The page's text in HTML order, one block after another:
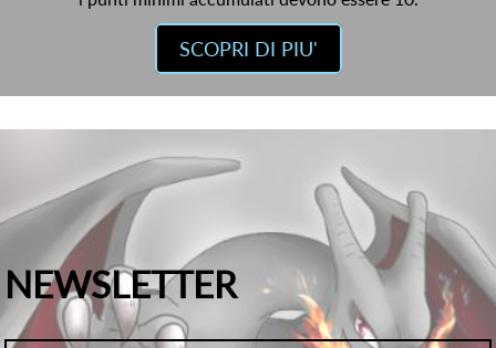
SCOPRI DI PIU'
NEWSLETTER